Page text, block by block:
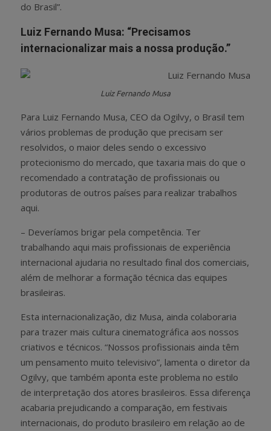
do Brasil”.
Luiz Fernando Musa: “Precisamos
internacionalizar mais a nossa produção.”
Luiz Fernando Musa
Para Luiz Fernando Musa, CEO da Ogilvy, o Brasil tem
vários problemas de produção que precisam ser
resolvidos, o maior deles sendo o excessivo
protecionismo do mercado, que taxaria mais do que o
recomendado a contratação de profissionais ou
produtoras de outros países para realizar trabalhos
aqui.
– Deveríamos brigar pela competência. Ter
trabalhando aqui mais profissionais de experiência
internacional ajudaria no resultado final dos comerciais,
além de melhorar a formação técnica das equipes
brasileiras.
Esta internacionalização, diz Musa, ainda colaboraria
para trazer mais cultura cinematográfica aos nossos
criativos e técnicos. “Nossos profissionais ainda têm
um pensamento muito televisivo”, lamenta o diretor da
Ogilvy, que também aponta este problema no estilo
de interpretação dos atores brasileiros. Essa diferença
acabaria prejudicando a comparação, em festivais
internacionais, do produto brasileiro em relação ao de